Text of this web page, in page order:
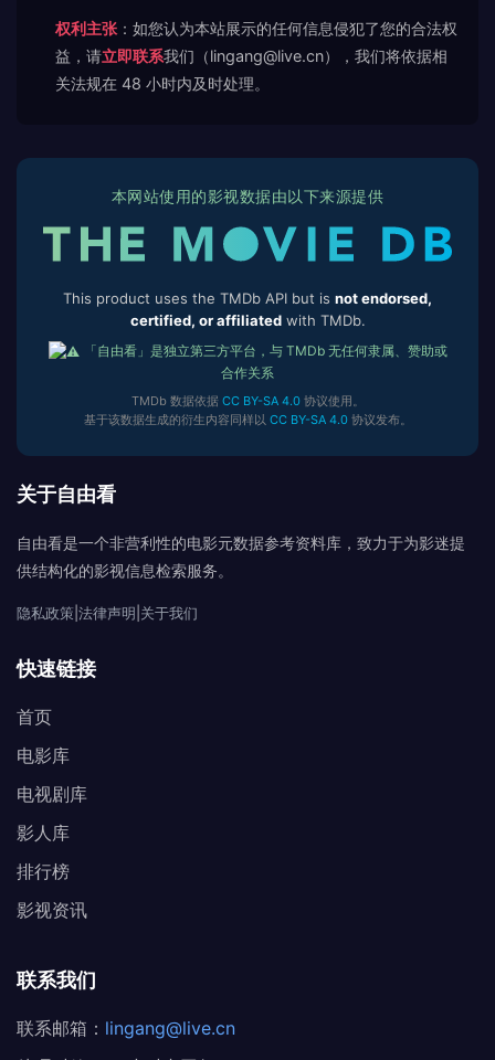
权利主张 ：如您认为本站展示的任何信息侵犯了您的合法权
益，请立即联系我们（lingang@live.cn），我们将依据相
关法规在 48 小时内及时处理。
本网站使用的影视数据由以下来源提供
This product uses the TMDb API but is not endorsed,
certified, or affiliatedwith TMDb.
「自由看」是独立第三方平台，与 TMDb 无任何隶属、赞助或
合作关系
TMDb 数据依据 CC BY-SA 4.0协议使用。
基于该数据生成的衍生内容同样以 CC BY-SA 4.0协议发布。
关于自由看
自由看是一个非营利性的电影元数据参考资料库，致力于为影迷提
供结构化的影视信息检索服务。
隐私政策 法律声明 关于我们
快速链接
首页
电影库
电视剧库
影人库
排行榜
影视资讯
联系我们
联系邮箱： lingang@live.cn